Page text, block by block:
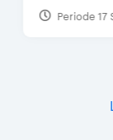
Periode 17